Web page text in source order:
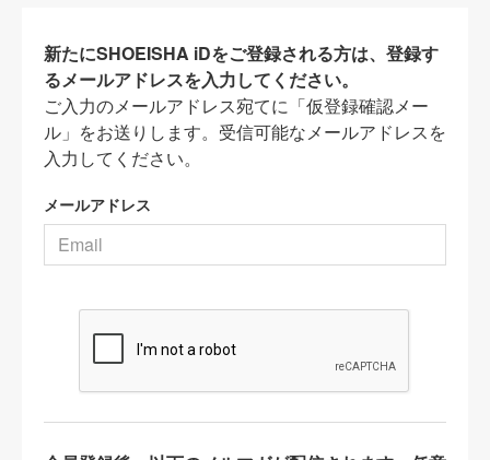
新たにSHOEISHA iDをご登録される方は、登録す
るメールアドレスを入力してください。
ご入力のメールアドレス宛てに「仮登録確認メー
ル」をお送りします。受信可能なメールアドレスを
入力してください。
メールアドレス